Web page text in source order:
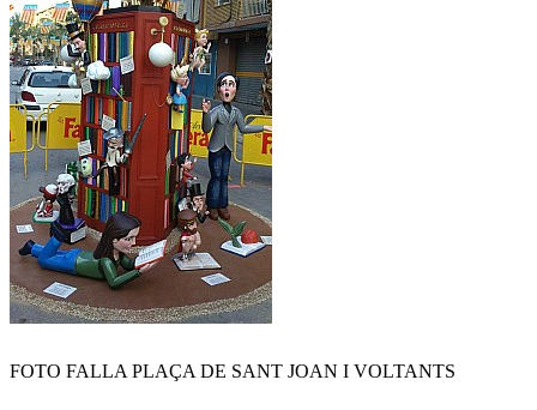
FOTO FALLA PLAÇA DE SANT JOAN I VOLTANTS